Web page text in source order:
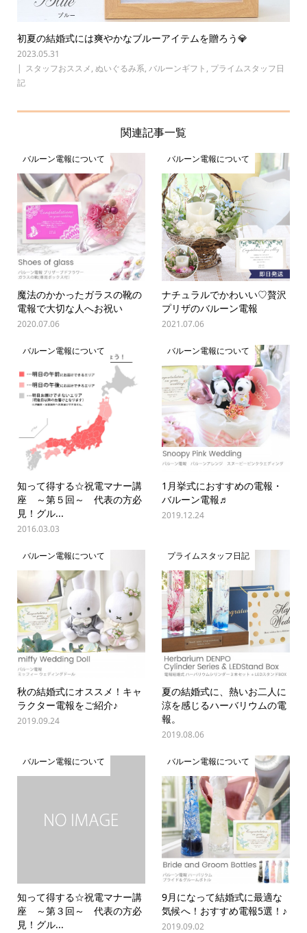
初夏の結婚式には爽やかなブルーアイテムを贈ろう💎
2023.05.31
スタッフおススメ, ぬいぐるみ系, バルーンギフト , プライムスタッフ日
記
関連記事一覧
バルーン電報について
魔法のかかったガラスの靴の
電報で大切な人へお祝い
2020.07.06
バルーン電報について
ナチュラルでかわいい♡贅沢
プリザのバルーン電報
2021.07.06
バルーン電報について
知って得する☆祝電マナー講
座 ～第５回～ 代表の方必
見！グル...
2016.03.03
バルーン電報について
1月挙式におすすめの電報・
バルーン電報♬
2019.12.24
バルーン電報について
秋の結婚式にオススメ！キャ
ラクター電報をご紹介♪
2019.09.24
プライムスタッフ日記
夏の結婚式に、熱いお二人に
涼を感じるハーバリウムの電
報。
2019.08.06
バルーン電報について
知って得する☆祝電マナー講
座 ～第３回～ 代表の方必
見！グル...
バルーン電報について
9月になって結婚式に最適な
気候へ！おすすめ電報5選！♪
2019.09.02